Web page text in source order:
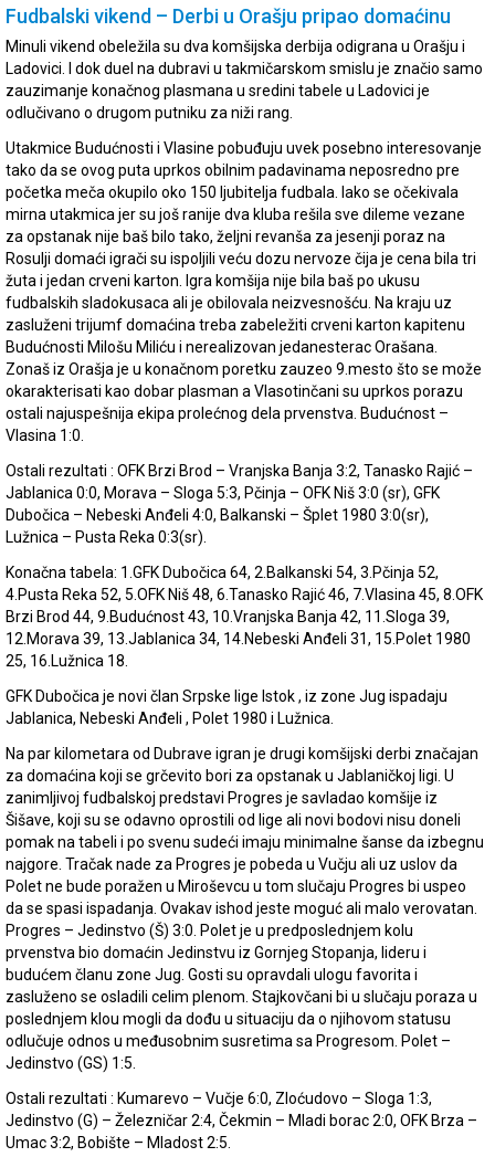
Fudbalski vikend – Derbi u Orašju pripao domaćinu
Minuli vikend obeležila su dva komšijska derbija odigrana u Orašju i
Ladovici. I dok duel na dubravi u takmičarskom smislu je značio samo
zauzimanje konačnog plasmana u sredini tabele u Ladovici je
odlučivano o drugom putniku za niži rang.
Utakmice Budućnosti i Vlasine pobuđuju uvek posebno interesovanje
tako da se ovog puta uprkos obilnim padavinama neposredno pre
početka meča okupilo oko 150 ljubitelja fudbala. Iako se očekivala
mirna utakmica jer su još ranije dva kluba rešila sve dileme vezane
za opstanak nije baš bilo tako, željni revanša za jesenji poraz na
Rosulji domaći igrači su ispoljili veću dozu nervoze čija je cena bila tri
žuta i jedan crveni karton. Igra komšija nije bila baš po ukusu
fudbalskih sladokusaca ali je obilovala neizvesnošću. Na kraju uz
zasluženi trijumf domaćina treba zabeležiti crveni karton kapitenu
Budućnosti Milošu Miliću i nerealizovan jedanesterac Orašana.
Zonaš iz Orašja je u konačnom poretku zauzeo 9.mesto što se može
okarakterisati kao dobar plasman a Vlasotinčani su uprkos porazu
ostali najuspešnija ekipa prolećnog dela prvenstva. Budućnost –
Vlasina 1:0.
Ostali rezultati : OFK Brzi Brod – Vranjska Banja 3:2, Tanasko Rajić –
Jablanica 0:0, Morava – Sloga 5:3, Pčinja – OFK Niš 3:0 (sr), GFK
Dubočica – Nebeski Anđeli 4:0, Balkanski – Šplet 1980 3:0(sr),
Lužnica – Pusta Reka 0:3(sr).
Konačna tabela: 1.GFK Dubočica 64, 2.Balkanski 54, 3.Pčinja 52,
4.Pusta Reka 52, 5.OFK Niš 48, 6.Tanasko Rajić 46, 7.Vlasina 45, 8.OFK
Brzi Brod 44, 9.Budućnost 43, 10.Vranjska Banja 42, 11.Sloga 39,
12.Morava 39, 13.Jablanica 34, 14.Nebeski Anđeli 31, 15.Polet 1980
25, 16.Lužnica 18.
GFK Dubočica je novi član Srpske lige Istok , iz zone Jug ispadaju
Jablanica, Nebeski Anđeli , Polet 1980 i Lužnica.
Na par kilometara od Dubrave igran je drugi komšijski derbi značajan
za domaćina koji se grčevito bori za opstanak u Jablaničkoj ligi. U
zanimljivoj fudbalskoj predstavi Progres je savladao komšije iz
Šišave, koji su se odavno oprostili od lige ali novi bodovi nisu doneli
pomak na tabeli i po svenu sudeći imaju minimalne šanse da izbegnu
najgore. Tračak nade za Progres je pobeda u Vučju ali uz uslov da
Polet ne bude poražen u Miroševcu u tom slučaju Progres bi uspeo
da se spasi ispadanja. Ovakav ishod jeste moguć ali malo verovatan.
Progres – Jedinstvo (Š) 3:0. Polet je u predposlednjem kolu
prvenstva bio domaćin Jedinstvu iz Gornjeg Stopanja, lideru i
budućem članu zone Jug. Gosti su opravdali ulogu favorita i
zasluženo se osladili celim plenom. Stajkovčani bi u slučaju poraza u
poslednjem klou mogli da dođu u situaciju da o njihovom statusu
odlučuje odnos u međusobnim susretima sa Progresom. Polet –
Jedinstvo (GS) 1:5.
Ostali rezultati : Kumarevo – Vučje 6:0, Zloćudovo – Sloga 1:3,
Jedinstvo (G) – Železničar 2:4, Čekmin – Mladi borac 2:0, OFK Brza –
Umac 3:2, Bobište – Mladost 2:5.